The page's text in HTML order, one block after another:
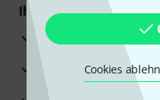
Cookies
Ihre Vorteile
3 Jahre Thomann
30 Tage Money-Back-